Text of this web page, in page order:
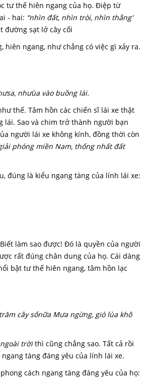
tư thế hiên ngang của họ. Điệp từ
- hai: “nhìn đất, nhìn tròi, nhìn thẳng'
đường sạt lở cây cối
ngang, như chẳng có việc gì xảy ra.
nhưùa vào buồng lái.
thế. Tâm hồn các chiến sĩ lái xe thật
lái. Sao và chim trở thành người bạn
người lái xe không kính, đồng thời còn
phóng miền Nam, thống nhất đất
đúng là kiểu ngang tàng của lính lái xe:
Biết làm sao được! Đó là quyền của người
rất đúng chân dung của họ. Cái dáng
bật tư thế hiên ngang, tâm hồn lạc
cây sốnữa Mưa ngừng, gió lùa khô
trờithì cũng chẳng sao. Tất cả rồi
tàng đáng yêu của lính lái xe.
cách ngang tàng đáng yêu của họ: